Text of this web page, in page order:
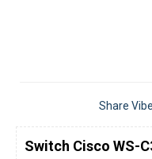
Share
Switch Cisco WS-